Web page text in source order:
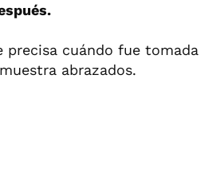
precisa cuándo fue tomada
abrazados.